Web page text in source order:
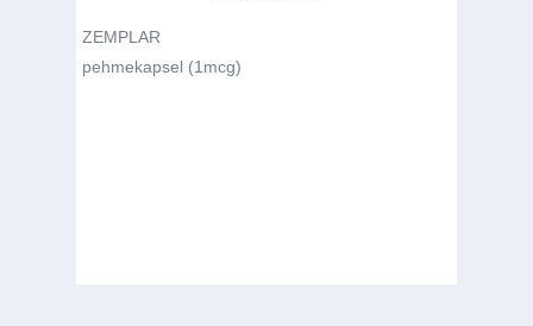
ZEMPLAR
pehmekapsel (1mcg)